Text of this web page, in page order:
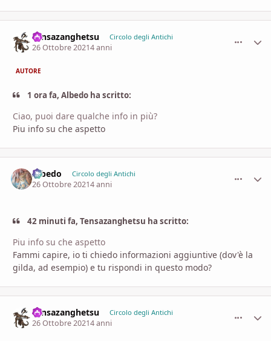
Tensazanghetsu Circolo degli Antichi
26 Ottobre 20214 anni
AUTORE
1 ora fa, Albedo ha scritto:
Ciao, puoi dare qualche info in più?
Piu info su che aspetto
Albedo Circolo degli Antichi
26 Ottobre 20214 anni
42 minuti fa, Tensazanghetsu ha scritto:
Piu info su che aspetto
Fammi capire, io ti chiedo informazioni aggiuntive (dov'è la
gilda, ad esempio) e tu rispondi in questo modo?
Tensazanghetsu Circolo degli Antichi
26 Ottobre 20214 anni